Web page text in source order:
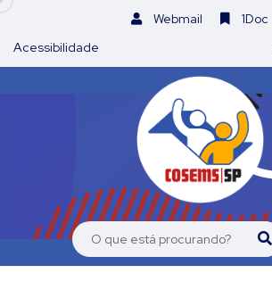
Webmail
1Doc
Acessibilidade